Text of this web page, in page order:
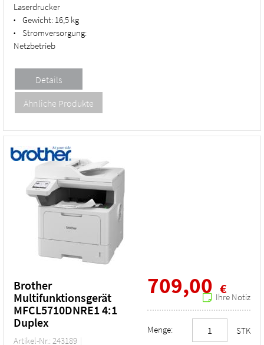
Laserdrucker
• Gewicht: 16,5 kg
•
Stromversorgung:
Netzbetrieb
Brother
Multifunktionsgerät
MFCL5710DNRE1 4:1
Duplex
Artikel-Nr.: 243189
709,00 €
Ihre Notiz
Menge: STK